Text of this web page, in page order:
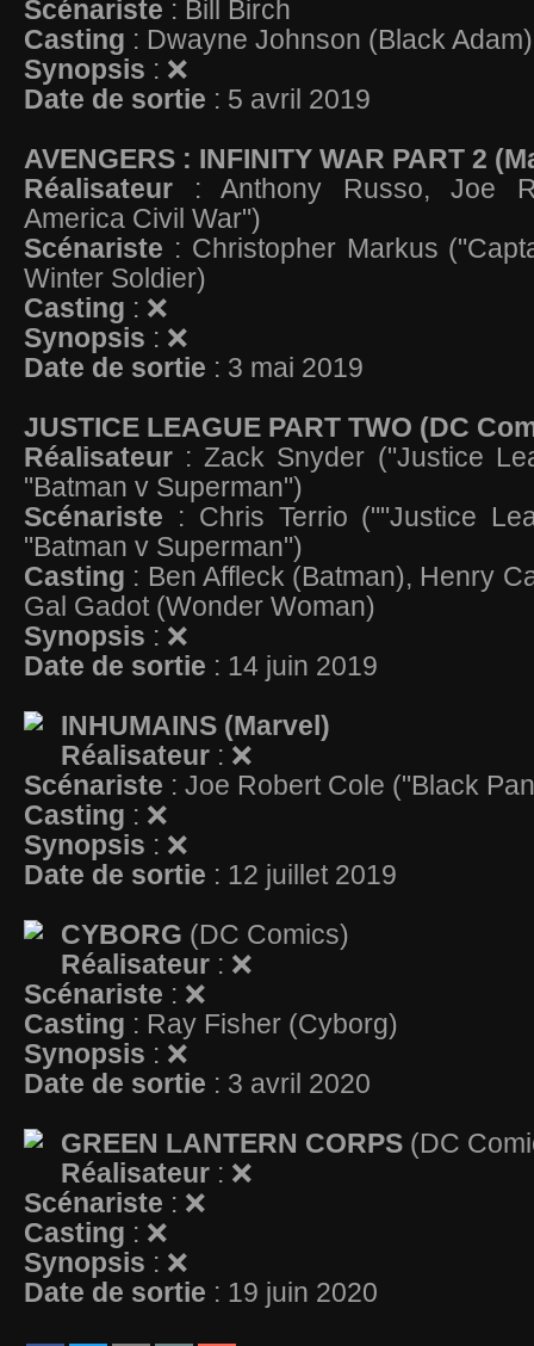
Scénariste : Bill Birch
Casting : Dwayne Johnson (Black
Synopsis : ❌
Date de sortie : 5 avril 2019
AVENGERS : INFINITY WAR PART 2
Réalisateur : Anthony Russo, Joe
America Civil War")
Scénariste : Christopher Markus
Winter Soldier)
Casting : ❌
Synopsis : ❌
Date de sortie : 3 mai 2019
JUSTICE LEAGUE PART TWO (DC
Réalisateur : Zack Snyder ("Justice
"Batman v Superman")
Scénariste : Chris Terrio (""Justice
"Batman v Superman")
Casting : Ben Affleck (Batman), Henry
Gal Gadot (Wonder Woman)
Synopsis : ❌
Date de sortie : 14 juin 2019
INHUMAINS (Marvel)
Réalisateur : ❌
Scénariste : Joe Robert Cole ("Black
Casting : ❌
Synopsis : ❌
Date de sortie : 12 juillet 2019
CYBORG (DC Comics)
Réalisateur : ❌
Scénariste : ❌
Casting : Ray Fisher (Cyborg)
Synopsis : ❌
Date de sortie : 3 avril 2020
GREEN LANTERN CORPS (DC
Réalisateur : ❌
Scénariste : ❌
Casting : ❌
Synopsis : ❌
Date de sortie : 19 juin 2020